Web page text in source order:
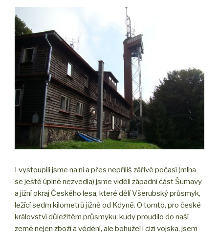
I vystoupili jsme na ni a přes nepříliš zářivé počasí (mlha
se ještě úplně nezvedla) jsme viděli západní část Šumavy
a jižní okraj Českého lesa, které dělí Všerubský průsmyk,
ležící sedm kilometrů jižně od Kdyně. O tomto, pro české
království důležitém průsmyku, kudy proudilo do naší
země nejen zboží a vědění, ale bohužel i cizí vojska, jsem